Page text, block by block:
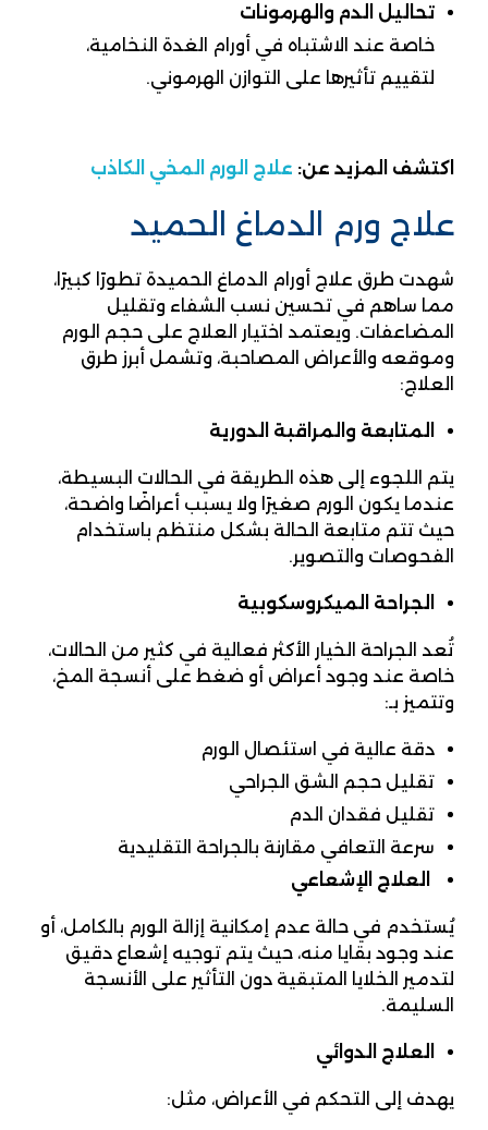
تحاليل الدم والهرمونات
خاصة عند الاشتباه في أورام الغدة النخامية،
لتقييم تأثيرها على التوازن الهرموني.
اكتشف المزيد عن: علاج الورم المخي الكاذب
علاج ورم الدماغ الحميد
شهدت طرق علاج أورام الدماغ الحميدة تطورًا كبيرًا،
مما ساهم في تحسين نسب الشفاء وتقليل
المضاعفات. ويعتمد اختيار العلاج على حجم الورم
وموقعه والأعراض المصاحبة، وتشمل أبرز طرق
العلاج:
المتابعة والمراقبة الدورية
يتم اللجوء إلى هذه الطريقة في الحالات البسيطة،
عندما يكون الورم صغيرًا ولا يسبب أعراضًا واضحة،
حيث تتم متابعة الحالة بشكل منتظم باستخدام
الفحوصات والتصوير.
الجراحة الميكروسكوبية
تُعد الجراحة الخيار الأكثر فعالية في كثير من الحالات،
خاصة عند وجود أعراض أو ضغط على أنسجة المخ،
وتتميز بـ:
دقة عالية في استئصال الورم
تقليل حجم الشق الجراحي
تقليل فقدان الدم
سرعة التعافي مقارنة بالجراحة التقليدية
العلاج الإشعاعي
يُستخدم في حالة عدم إمكانية إزالة الورم بالكامل، أو
عند وجود بقايا منه، حيث يتم توجيه إشعاع دقيق
لتدمير الخلايا المتبقية دون التأثير على الأنسجة
السليمة.
العلاج الدوائي
يهدف إلى التحكم في الأعراض، مثل: